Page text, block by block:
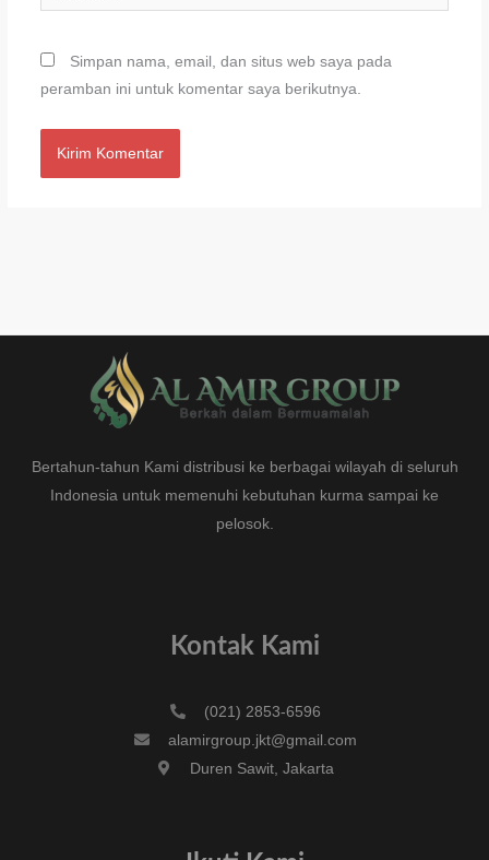
Web
Simpan nama, email, dan situs web saya pada
peramban ini untuk komentar saya berikutnya.
Bertahun-tahun Kami distribusi ke berbagai wilayah di seluruh
Indonesia untuk memenuhi kebutuhan kurma sampai ke
pelosok.
Kontak Kami
(021) 2853-6596
alamirgroup.jkt@gmail.com
Duren Sawit, Jakarta